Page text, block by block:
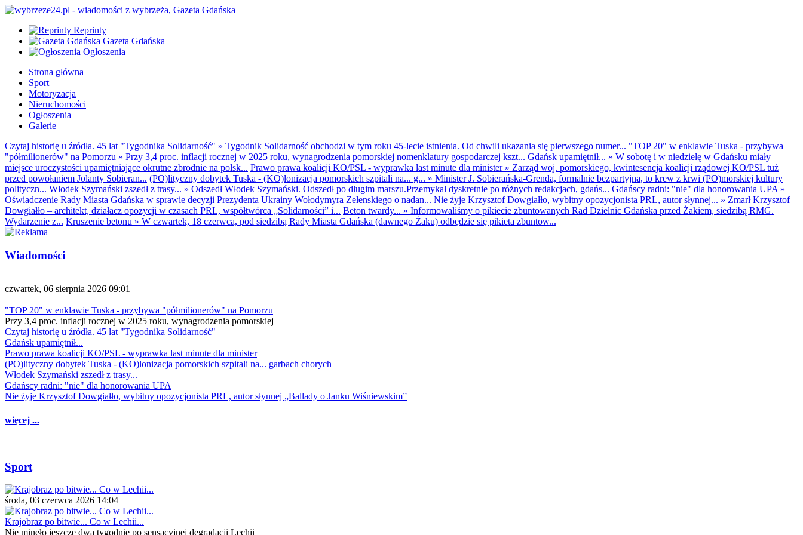
Reprinty
Gazeta Gdańska
Ogłoszenia
Strona główna
Sport
Motoryzacja
Nieruchomości
Ogłoszenia
Galerie
Czytaj historię u źródła. 45 lat "Tygodnika Solidarność" » Tygodnik Solidarność obchodzi w tym roku 45-lecie istnienia. Od chwili ukazania się pierwszego numer... "TOP 20" w enklawie Tuska - przybywa
"półmilionerów" na Pomorzu » Przy 3,4 proc. inflacji rocznej w 2025 roku, wynagrodzenia pomorskiej nomenklatury gospodarczej kszt... Gdańsk upamiętnił... » W sobotę i w niedzielę w Gdańsku miały
miejsce uroczystości upamiętniające okrutne zbrodnie na polsk... Prawo prawa koalicji KO/PSL - wyprawka last minute dla minister» Zarząd woj. pomorskiego, kwintesencja koalicji rządowej KO/PSL tuż
przed powołaniem Jolanty Sobieran... (PO)lityczny dobytek Tuska - (KO)lonizacja pomorskich szpitali na... g... » Minister J. Sobierańska-Grenda, formalnie bezpartyjna, to krew z krwi (PO)morskiej kultury
polityczn... Włodek Szymański zszedł z trasy... » Odszedł Włodek Szymański. Odszedł po długim marszu.Przemykał dyskretnie po różnych redakcjach, gdańs... Gdańscy radni: "nie" dla honorowania UPA »
Oświadczenie Rady Miasta Gdańska w sprawie decyzji Prezydenta Ukrainy Wołodymyra Zełenskiego o nadan... Nie żyje Krzysztof Dowgiałło, wybitny opozycjonista PRL, autor słynnej... » Zmarł Krzysztof
Dowgiałło – architekt, działacz opozycji w czasach PRL, współtwórca „Solidarności” i... Beton twardy... » Informowaliśmy o pikiecie zbuntowanych Rad Dzielnic Gdańska przed Żakiem, siedzibą RMG.
Wydarzenie z... Kruszenie betonu » W czwartek, 18 czerwca, pod siedzibą Rady Miasta Gdańska (dawnego Żaku) odbędzie się pikieta zbuntow...
Wiadomości
czwartek, 06 sierpnia 2026 09:01
"TOP 20" w enklawie Tuska - przybywa "półmilionerów" na Pomorzu
Przy 3,4 proc. inflacji rocznej w 2025 roku, wynagrodzenia pomorskiej
Czytaj historię u źródła. 45 lat "Tygodnika Solidarność"
Gdańsk upamiętnił...
Prawo prawa koalicji KO/PSL - wyprawka last minute dla minister
(PO)lityczny dobytek Tuska - (KO)lonizacja pomorskich szpitali na... garbach chorych
Włodek Szymański zszedł z trasy...
Gdańscy radni: "nie" dla honorowania UPA
Nie żyje Krzysztof Dowgiałło, wybitny opozycjonista PRL, autor słynnej „Ballady o Janku Wiśniewskim”
więcej ...
Sport
środa, 03 czerwca 2026 14:04
Krajobraz po bitwie... Co w Lechii...
Nie minęło jeszcze dwa tygodnie po sensacyjnej degradacji Lechii